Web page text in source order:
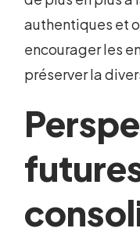
authentiques et
encourager les
préserver la